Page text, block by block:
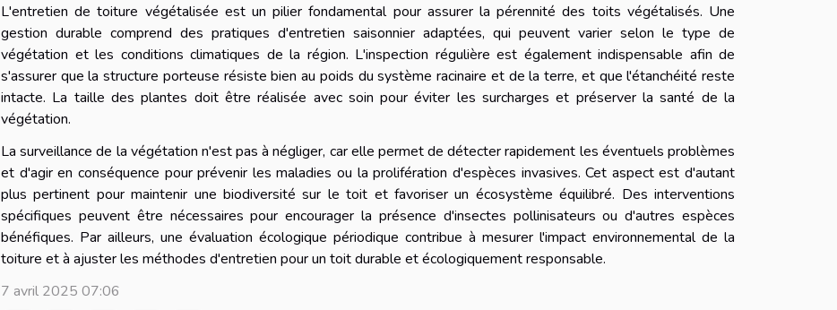
L'entretien de toiture végétalisée est un pilier fondamental pour assurer la pérennité des toits végétalisés. Une
gestion durable comprend des pratiques d'entretien saisonnier adaptées, qui peuvent varier selon le type de
végétation et les conditions climatiques de la région. L'inspection régulière est également indispensable afin de
s'assurer que la structure porteuse résiste bien au poids du système racinaire et de la terre, et que l'étanchéité reste
intacte. La taille des plantes doit être réalisée avec soin pour éviter les surcharges et préserver la santé de la
végétation.
La surveillance de la végétation n'est pas à négliger, car elle permet de détecter rapidement les éventuels problèmes
et d'agir en conséquence pour prévenir les maladies ou la prolifération d'espèces invasives. Cet aspect est d'autant
plus pertinent pour maintenir une biodiversité sur le toit et favoriser un écosystème équilibré. Des interventions
spécifiques peuvent être nécessaires pour encourager la présence d'insectes pollinisateurs ou d'autres espèces
bénéfiques. Par ailleurs, une évaluation écologique périodique contribue à mesurer l'impact environnemental de la
toiture et à ajuster les méthodes d'entretien pour un toit durable et écologiquement responsable.
7 avril 2025 07:06